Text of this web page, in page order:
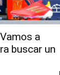
a
buscar un